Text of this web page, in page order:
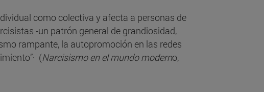
como colectiva y afecta a personas de
-un patrón general de grandiosidad,
rampante, la autopromoción en las redes
(Narcisismo en el mundo moderno,